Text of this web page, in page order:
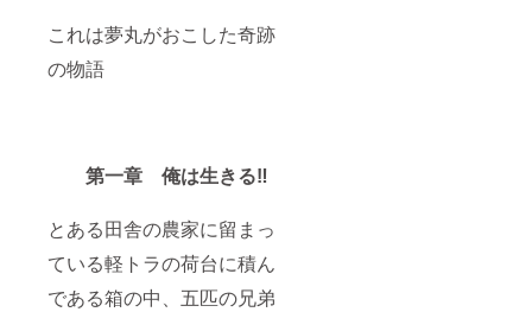
これは夢丸がおこした奇跡
の物語
第一章 俺は生きる‼
とある田舎の農家に留まっ
ている軽トラの荷台に積ん
である箱の中、五匹の兄弟